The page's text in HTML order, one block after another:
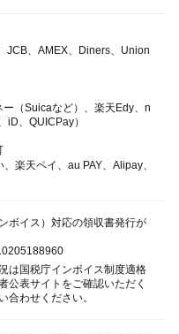
JCB、AMEX、Diners、Union
ー（Suicaなど）、楽天Edy、n
iD、QUICPay）
、楽天ペイ、au PAY、Alipay、
ボイス）対応の領収書発行が
は国税庁インボイス制度適格
公表サイトをご確認いただく
合わせください。